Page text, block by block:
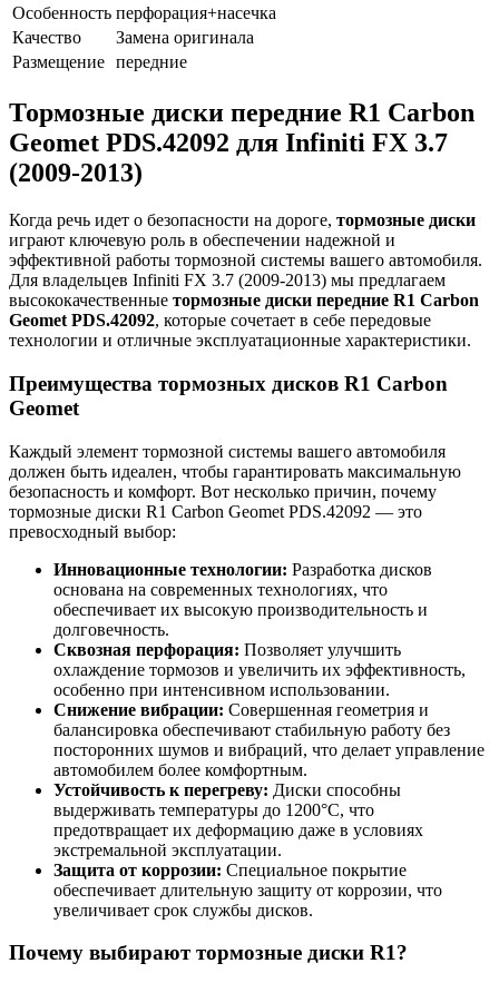
Особенность перфорация+насечка
Качество
Замена оригинала
Размещение передние
Тормозные диски передние R1 Carbon
Geomet PDS.42092 для Infiniti FX 3.7
(2009-2013)
Когда речь идет о безопасности на дороге, тормозные диски
играют ключевую роль в обеспечении надежной и
эффективной работы тормозной системы вашего автомобиля.
Для владельцев Infiniti FX 3.7 (2009-2013) мы предлагаем
высококачественные тормозные диски передние R1 Carbon
Geomet PDS.42092, которые сочетает в себе передовые
технологии и отличные эксплуатационные характеристики.
Преимущества тормозных дисков R1 Carbon
Geomet
Каждый элемент тормозной системы вашего автомобиля
должен быть идеален, чтобы гарантировать максимальную
безопасность и комфорт. Вот несколько причин, почему
тормозные диски R1 Carbon Geomet PDS.42092 — это
превосходный выбор:
Инновационные технологии: Разработка дисков
основана на современных технологиях, что
обеспечивает их высокую производительность и
долговечность.
Сквозная перфорация: Позволяет улучшить
охлаждение тормозов и увеличить их эффективность,
особенно при интенсивном использовании.
Снижение вибрации: Совершенная геометрия и
балансировка обеспечивают стабильную работу без
посторонних шумов и вибраций, что делает управление
автомобилем более комфортным.
Устойчивость к перегреву: Диски способны
выдерживать температуры до 1200°C, что
предотвращает их деформацию даже в условиях
экстремальной эксплуатации.
Защита от коррозии: Специальное покрытие
обеспечивает длительную защиту от коррозии, что
увеличивает срок службы дисков.
Почему выбирают тормозные диски R1?